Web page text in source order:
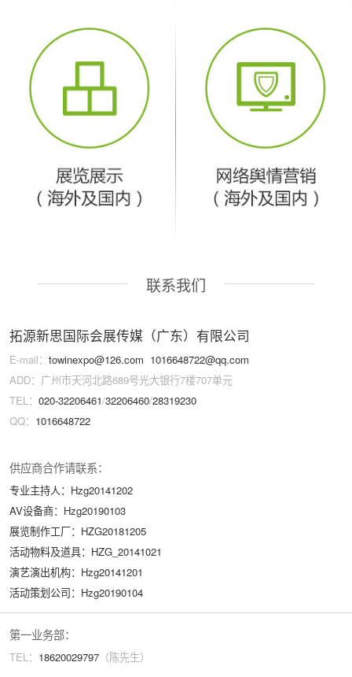
联系我们
拓源新思国际会展传媒（广东）有限公司
E-mail： towinexpo@126.com 1016648722@qq.com
ADD：广州市天河北路689号光大银行7楼707单元
TEL： 020-32206461/32206460/28319230
QQ： 1016648722
供应商合作请联系：
专业主持人：Hzg20141202
AV设备商：Hzg20190103
展览制作工厂：HZG20181205
活动物料及道具：HZG_20141021
演艺演出机构：Hzg20141201
活动策划公司：Hzg20190104
第一业务部：
TEL： 18620029797（陈先生）